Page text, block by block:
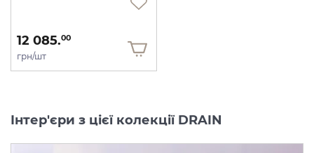
12 085.00
грн/шт
Інтер'єри з цієї колекції DRAIN